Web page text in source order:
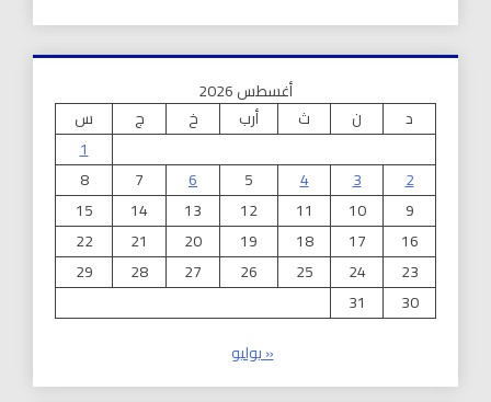
أغسطس 2026
د
ن ث أرب خ ج
س
1
2
3
4
5
6
7
8
9
10
11
12
13
14
15
16
17
18
19
20
21
22
23
24
25
26
27
28
29
30
31
« يوليو